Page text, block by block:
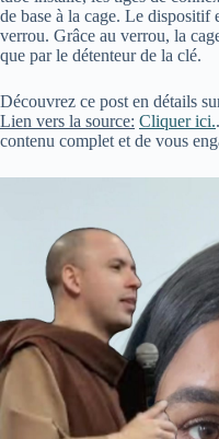
de base à la cage. Le dispositif
verrou. Grâce au verrou, la
que par le détenteur de la clé.
Découvrez ce post en détails
Lien vers la source: Cliquer ici.
contenu complet et de vous